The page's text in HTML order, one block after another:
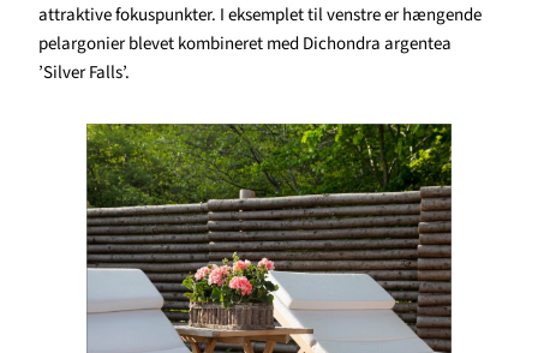
attraktive fokuspunkter. I eksemplet til venstre er hængende
pelargonier blevet kombineret med Dichondra argentea
’Silver Falls’.